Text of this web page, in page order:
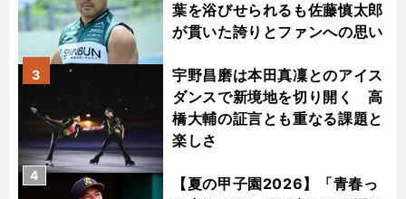
葉を浴びせられるも佐藤慎太郎
が貫いた誇りとファンへの思い
宇野昌磨は本田真凜とのアイス
ダンスで新境地を切り開く 高
橋大輔の証言とも重なる課題と
楽しさ
3
【夏の甲子園2026】「青春っ
4